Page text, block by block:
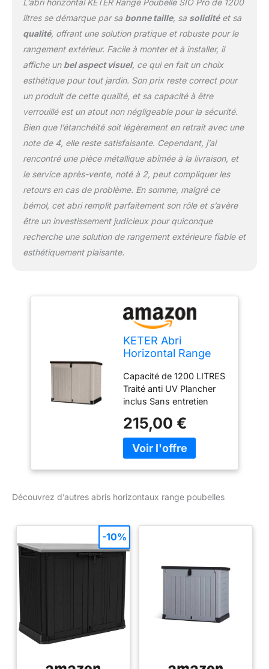
L’abri horizontal KETER Range Poubelle SIO Pro de 1200
litres se démarque par sa bonne taille, sa soliditéet sa
qualité, offrant une solution pratique et robuste pour le
rangement extérieur. Facile à monter et à installer, il
affiche un bel aspect visuel, ce qui en fait un choix
esthétique pour tout jardin. Son prix reste correct pour
un produit de cette qualité, et sa capacité à être
verrouillé est un atout non négligeable pour la sécurité.
Bien que l’étanchéité soit légèrement en retrait avec une
note de 4, elle reste satisfaisante. Cependant, j’ai
rencontré une pièce métallique abîmée à la livraison, et
le service après-vente, noté à 2, peut compliquer les
retours en cas de problème. En somme, malgré ce
bémol, cet abri remplit parfaitement son rôle et s’avère
être un investissement judicieux pour quiconque
recherche une solution de rangement extérieure fiable et
esthétiquement plaisante.
KETER Abri
Horizontal Range
1200 litres - Beige
Capacité de 1200 LITRES
Traité anti UV Plancher
inclus Sans entretien
215,00 €
Découvrez d’autres abris horizontaux range poubelles
-10%